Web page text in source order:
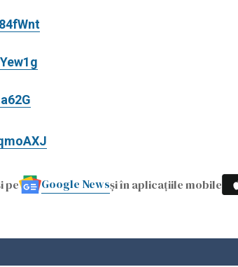
pe Google Newsși în aplicațiile mobile